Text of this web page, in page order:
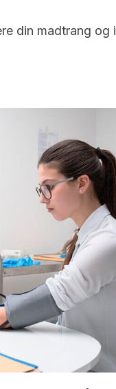
din madtrang og i